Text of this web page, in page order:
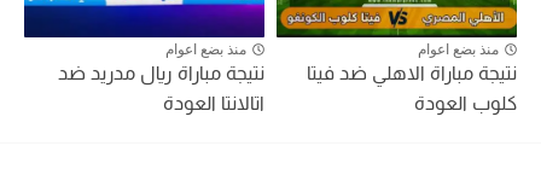
منذ بضع اعوام
نتيجة مباراة الاهلي ضد فيتا
كلوب العودة
منذ بضع اعوام
نتيجة مباراة ريال مدريد ضد
اتالانتا العودة